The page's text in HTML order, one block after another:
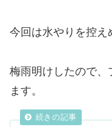
今回は水やりを控え
梅雨明けしたので、
ます。